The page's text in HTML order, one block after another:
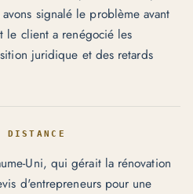
signalé le problème avant
le client a renégocié les
juridique et des retards
Uni, qui gérait la rénovation
d'entrepreneurs pour une